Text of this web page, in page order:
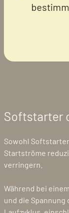
Softstarter
Sowohl
Startströme
verringern.
Während bei einem
und die